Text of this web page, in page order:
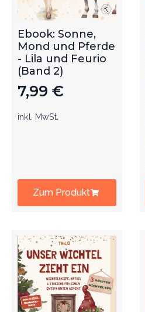
Ebook: Sonne,
Mond und Pferde
- Lila und Feurio
(Band 2)
7,99 €
inkl. MwSt.
Zum Produkt